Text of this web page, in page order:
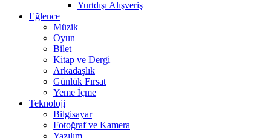
Yurtdışı Alışveriş
Eğlence
Müzik
Oyun
Bilet
Kitap ve Dergi
Arkadaşlık
Günlük Fırsat
Yeme İçme
Teknoloji
Bilgisayar
Fotoğraf ve Kamera
Yazılım